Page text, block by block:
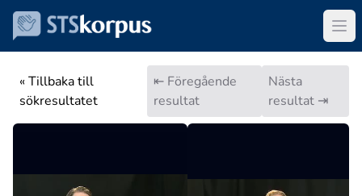
« Tillbaka till
sökresultatet
⇤ Föregående
resultat
Nästa
resultat ⇥